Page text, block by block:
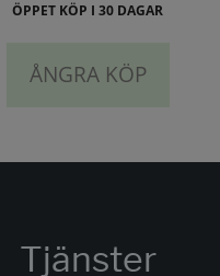
ÖPPET KÖP I 30 DAGAR
ÅNGRA KÖP
Tjänster